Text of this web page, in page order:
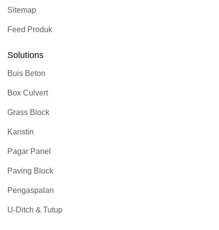
Sitemap
Feed Produk
Solutions
Buis Beton
Box Culvert
Grass Block
Kanstin
Pagar Panel
Paving Block
Pengaspalan
U-Ditch & Tutup